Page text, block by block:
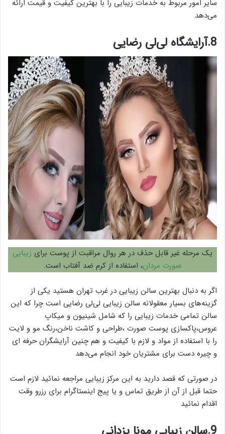
سایر امور مربوط به خدمات زیبایی را با بهترین کیفیت و قیمت ارائه
می‌دهد
8.آرایشگاه لی‌لی رضایی
یک مرحله غیر قابل حذف در هر روال مراقبت از پوست برای زیبایی
صورت مردان، استفاده از کرم ضد آفتاب است.
اگر به دنبال بهترین سالن زیبایی در غرب تهران هستید یکی از
گزینه‌های بسیار معقولانه سالن زیبایی لی‌لی رضایی است چرا که این
سالن تمامی خدمات زیبایی را که شامل شینیون و میکاپ
عروس،پاکسازی پوست صورت ،طراحی و کاشت ناخن،رنگ مو و لایت
را با استفاده از مواد و لازم با کیفیت و هم چنین آرایشگران حرفه ای
و چیره دست برای مشتریان خود انجام می‌دهد
در صورتی که قصد دارید به این مرکز زیبایی مراجعه نمائید لازم است
حتما قبل از آن از طریق تماس و یا پیج اینستاگرام برای رزرو وقت
اقدام نمائید